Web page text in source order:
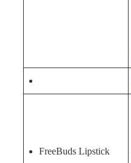
FreeBuds Lipstick